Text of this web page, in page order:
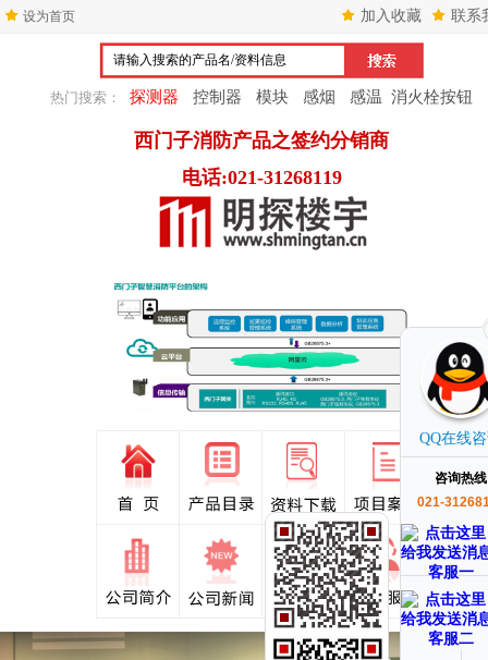
设为首页 联系
加入收藏
热门搜索： 探测器 控制器 模块 感烟 感温 消火栓按钮
西门子消防产品之签约分销商
电话:021-31268119
1 2 3
QQ在线
咨询热线
021-
客服一
客服二